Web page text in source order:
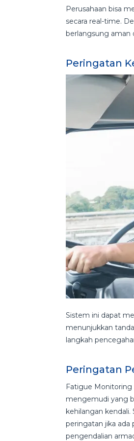
Perusahaan bisa
secara real-time.
berlangsung aman
Peringatan
Sistem ini dapat
menunjukkan
langkah
Peringatan
Fatigue
mengemudi yang
kehilangan
peringatan jika
pengendalian